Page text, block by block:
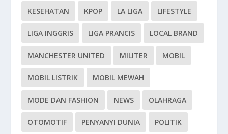
KESEHATAN KPOP LA LIGA LIFESTYLE
LIGA INGGRIS LIGA PRANCIS LOCAL BRAND
MANCHESTER UNITED MILITER MOBIL
MOBIL LISTRIK MOBIL MEWAH
MODE DAN FASHION NEWS OLAHRAGA
OTOMOTIF PENYANYI DUNIA POLITIK